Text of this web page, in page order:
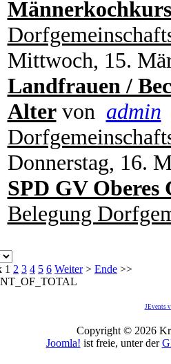
Männerkochkurs
Mittwoch, 15.
Landfrauen /
Altervon admin
Donnerstag, 16.
SPD GV Oberes
Belegung
1 2 3 4 5 6 Weiter> Ende >>
JEvents
Copyright © 2026
Joomla! ist freie, unter der